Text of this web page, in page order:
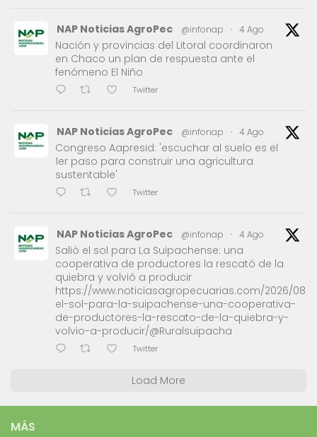
NAP Noticias AgroPec @infonap · 4 Ago
Nación y provincias del Litoral coordinaron
en Chaco un plan de respuesta ante el
fenómeno El Niño
Twitter
NAP Noticias AgroPec @infonap · 4 Ago
Congreso Aapresid: 'escuchar al suelo es el
1er paso para construir una agricultura
sustentable'
Twitter
NAP Noticias AgroPec @infonap · 4 Ago
Salió el sol para La Suipachense: una
cooperativa de productores la rescató de la
quiebra y volvió a producir
https://www.noticiasagropecuarias.com/2026/08/
el-sol-para-la-suipachense-una-cooperativa-
de-productores-la-rescato-de-la-quiebra-y-
volvio-a-producir/@Ruralsuipacha
Twitter
Load More
MÁS